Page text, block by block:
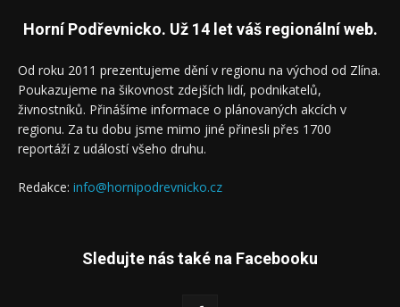
Horní Podřevnicko. Už 14 let váš regionální web.
Od roku 2011 prezentujeme dění v regionu na východ od Zlína.
Poukazujeme na šikovnost zdejších lidí, podnikatelů,
živnostníků. Přinášíme informace o plánovaných akcích v
regionu. Za tu dobu jsme mimo jiné přinesli přes 1700
reportáží z událostí všeho druhu.
Redakce: info@hornipodrevnicko.cz
Sledujte nás také na Facebooku